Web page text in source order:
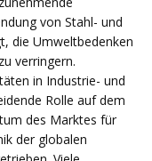
von Stahl- und
die Umweltbedenken
verringern.
in Industrie- und
Rolle auf dem
des Marktes für
der globalen